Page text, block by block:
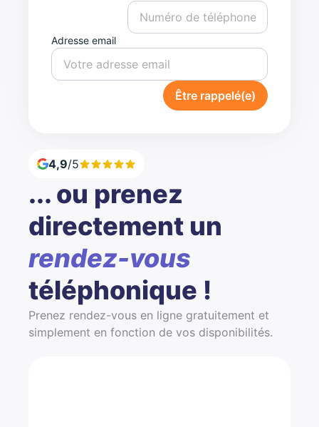
Adresse email
Être rappelé(e)
4,9/5
... ou prenez
directement un
rendez-vous
téléphonique !
Prenez rendez-vous en ligne gratuitement et
simplement en fonction de vos disponibilités.